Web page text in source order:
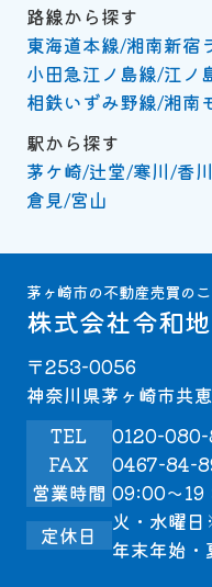
路線から探す
東海道本線 湘南新宿
小田急江ノ島線 江ノ
相鉄いずみ野線 湘南
駅から探す
茅ケ崎 辻堂 寒川 香川
倉見 宮山
茅ヶ崎市の不動産売買の
株式会社令和
〒253-0056
神奈川県茅ヶ崎市共
TEL
0120-
FAX
0467-84-
営業時間 09:00～19
定休日
火・水曜日
年末年始・